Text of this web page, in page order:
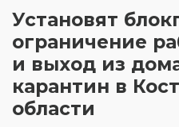
Установят
ограничение
и выход из
карантин в
области